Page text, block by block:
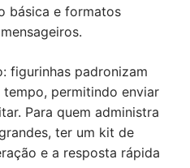
básica e formatos
figurinhas padronizam
permitindo enviar
Para quem administra
ter um kit de
e a resposta rápida